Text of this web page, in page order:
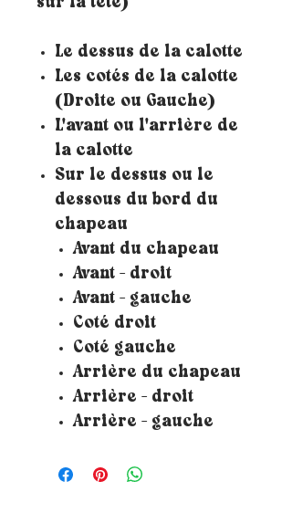
sur la tête)
Le dessus de la calotte
Les cotés de la calotte
(Droite ou Gauche)
L'avant ou l'arrière de
la calotte
Sur le dessus ou le
dessous du bord du
chapeau
Avant du chapeau
Avant - droit
Avant - gauche
Coté droit
Coté gauche
Arrière du chapeau
Arrière - droit
Arrière - gauche